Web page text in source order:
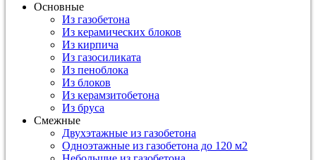
Основные
Из газобетона
Из керамических блоков
Из кирпича
Из газосиликата
Из пеноблока
Из блоков
Из керамзитобетона
Из бруса
Смежные
Двухэтажные из газобетона
Одноэтажные из газобетона до 120 м2